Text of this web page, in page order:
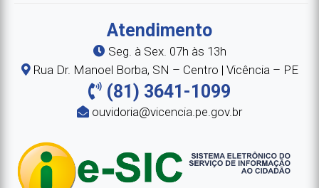
Atendimento
Seg. à Sex. 07h às 13h
Rua Dr. Manoel Borba, SN – Centro | Vicência – PE
(81) 3641-1099
ouvidoria@vicencia.pe.gov.br